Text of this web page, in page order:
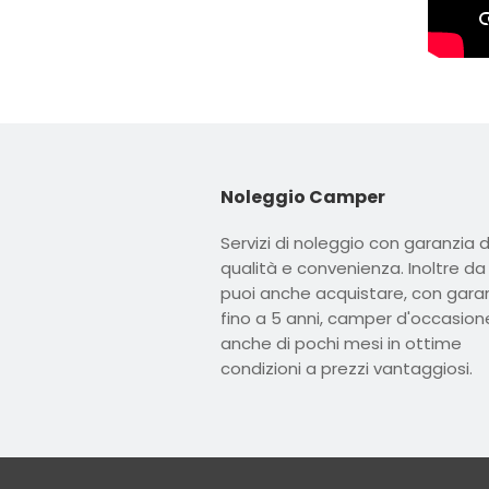
Noleggio Camper
Servizi di noleggio con garanzia
qualità e convenienza. Inoltre da
puoi anche acquistare, con
fino a 5 anni, camper
anche di pochi mesi in ottime
condizioni a prezzi vantaggiosi.